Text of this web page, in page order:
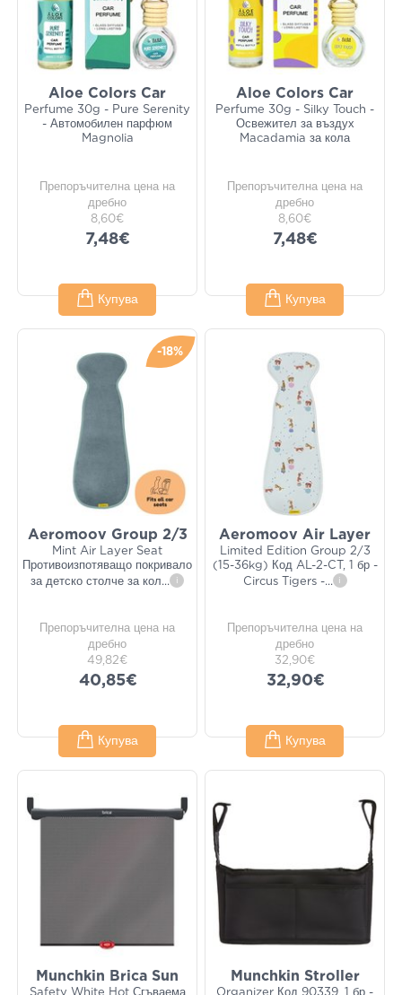
Aloe Colors Car
Perfume 30g - Pure Serenity
- Автомобилен парфюм
Magnolia
Препоръчителна цена на
дребно
8,60€
7,48€
Купува
Aloe Colors Car
Perfume 30g - Silky Touch -
Освежител за въздух
Macadamia за кола
Препоръчителна цена на
дребно
8,60€
7,48€
Купува
-18%
Aeromoov Group 2/3
Mint Air Layer Seat
Противоизпотяващо покривало
за детско столче за кол... i
Препоръчителна цена на
дребно
49,82€
40,85€
Купува
Aeromoov Air Layer
Limited Edition Group 2/3
(15-36kg) Код AL-2-CT, 1 бр -
Circus Tigers -... i
Препоръчителна цена на
дребно
32,90€
32,90€
Купува
Munchkin Brica Sun Munchkin Stroller